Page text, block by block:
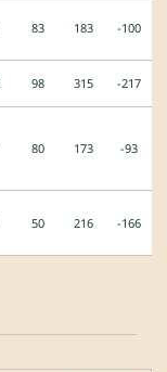
83 183 -100
98 315 -217
80 173 -93
50 216 -166